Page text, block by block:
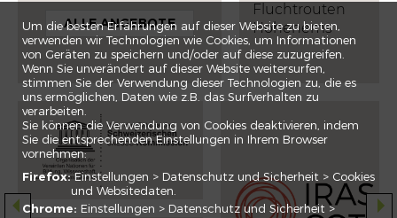
ALLE ANGEBOTE
Fluchtrouten
Hohenems
Um die besten Erfahrungen auf dieser Website zu bieten,
verwenden wir Technologien wie Cookies, um Informationen
von Geräten zu speichern und/oder auf diese zuzugreifen.
Wenn Sie unverändert auf dieser Website weitersurfen,
stimmen Sie der Verwendung dieser Technologien zu, die es
uns ermöglichen, Daten wie z.B. das Surfverhalten zu
verarbeiten.
Sie können die Verwendung von Cookies deaktivieren, indem
Sie die entsprechenden Einstellungen in Ihrem Browser
vornehmen:
Firefox:Einstellungen > Datenschutz und Sicherheit > Cookies
und Websitedaten.
Chrome: Einstellungen > Datenschutz und Sicherheit >